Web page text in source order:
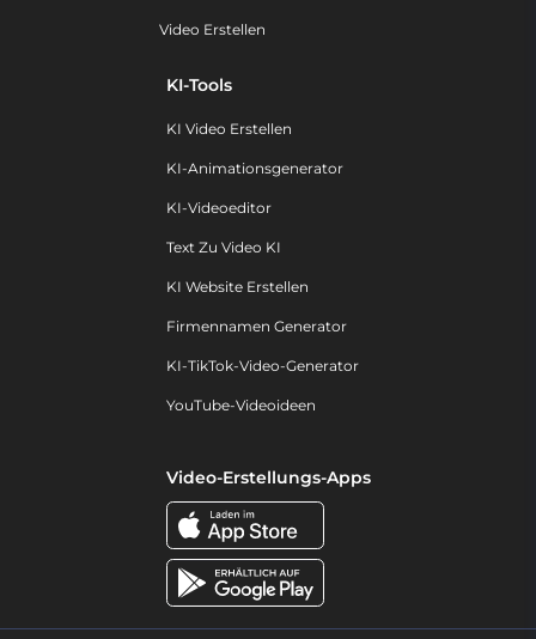
Video Erstellen
KI-Tools
KI Video Erstellen
KI-Animationsgenerator
KI-Videoeditor
Text Zu Video KI
KI Website Erstellen
Firmennamen Generator
KI-TikTok-Video-Generator
YouTube-Videoideen
Video-Erstellungs-Apps